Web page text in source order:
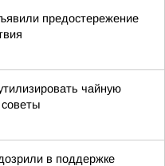
предостережение
чайную
в поддержке